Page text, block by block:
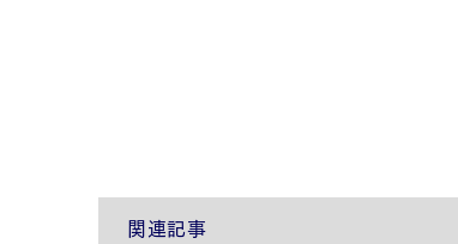
関連記事